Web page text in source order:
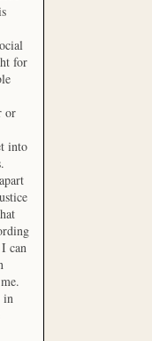
for
or
into
can
in